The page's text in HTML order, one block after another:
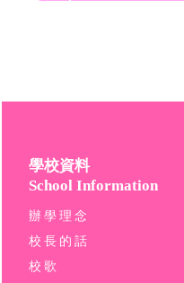
學校資料
School Information
辦學理念
校長的話
校歌